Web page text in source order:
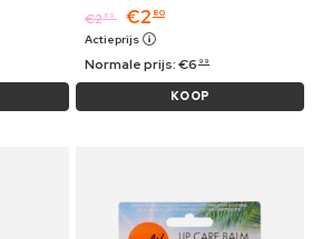
€2 89 €2 80
Actieprijs
Normale prijs:€6 99
KOOP